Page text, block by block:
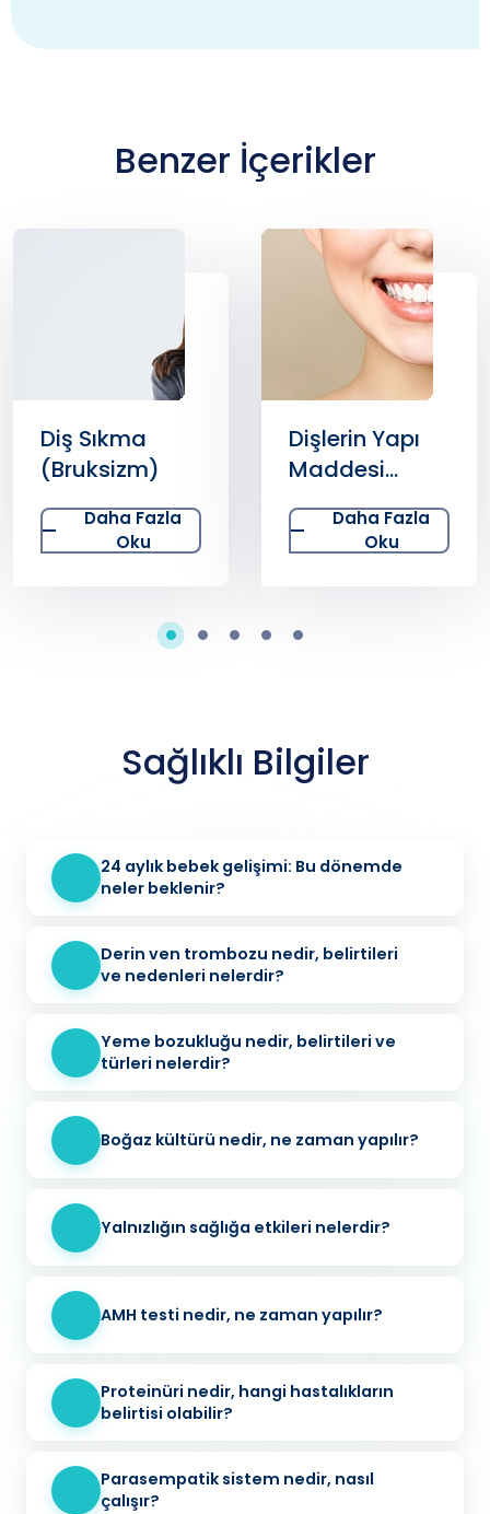
Benzer İçerikler
Diş Sıkma
(Bruksizm)
Daha Fazla
Oku
Dişlerin Yapı
Maddesi
Nedir?
Daha Fazla
Oku
Sağlıklı Bilgiler
24 aylık bebek gelişimi: Bu dönemde
neler beklenir?
Derin ven trombozu nedir, belirtileri
ve nedenleri nelerdir?
Yeme bozukluğu nedir, belirtileri ve
türleri nelerdir?
Boğaz kültürü nedir, ne zaman yapılır?
Yalnızlığın sağlığa etkileri nelerdir?
AMH testi nedir, ne zaman yapılır?
Proteinüri nedir, hangi hastalıkların
belirtisi olabilir?
Parasempatik sistem nedir, nasıl
çalışır?